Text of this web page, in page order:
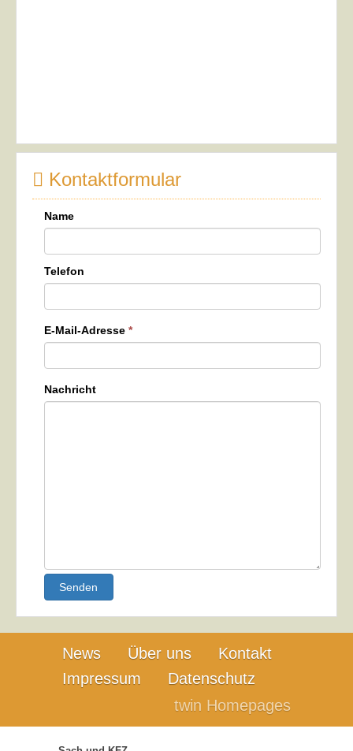
Kontaktformular
Name
Telefon
E-Mail-Adresse *
Nachricht
Senden
News Über uns
Kontakt
Impressum
Datenschutz
twin Homepages